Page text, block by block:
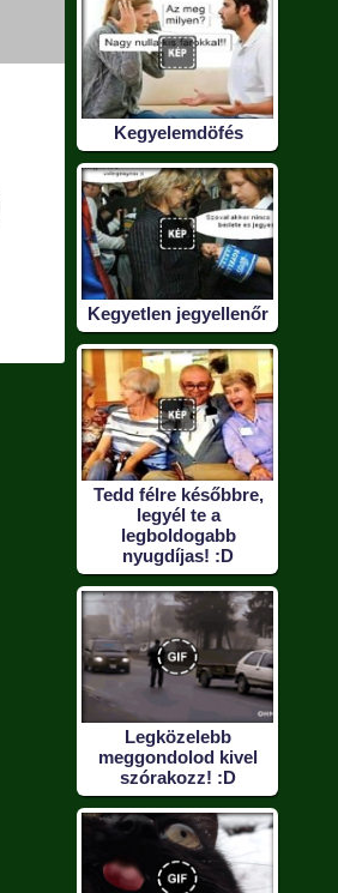
Éjjel támad az
ellenség
Pizzamágia
Kegyelemdöfés
Kegyetlen jegyellenőr
Tedd félre későbbre,
legyél te a
legboldogabb
nyugdíjas! :D
Legközelebb
meggondolod kivel
szórakozz! :D